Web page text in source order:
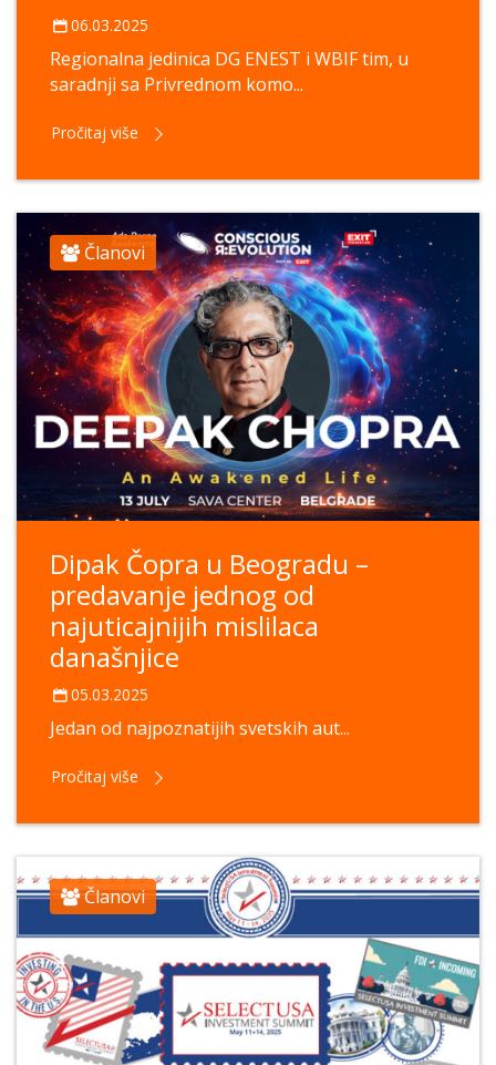
06.03.2025
Regionalna jedinica DG ENEST i WBIF tim, u
saradnji sa Privrednom komo...
Pročitaj više
Članovi
Dipak Čopra u Beogradu –
predavanje jednog od
najuticajnijih mislilaca
današnjice
05.03.2025
Jedan od najpoznatijih svetskih aut...
Pročitaj više
Članovi